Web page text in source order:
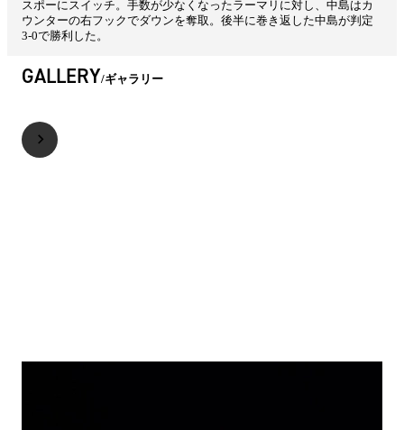
スポーにスイッチ。手数が少なくなったラーマリに対し、中島はカ
ウンターの右フックでダウンを奪取。後半に巻き返した中島が判定
3-0で勝利した。
GALLERY ギャラリー